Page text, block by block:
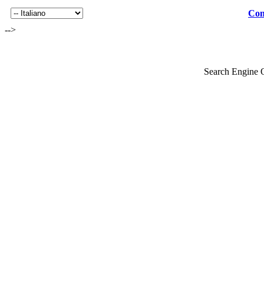
-->
Search Engine